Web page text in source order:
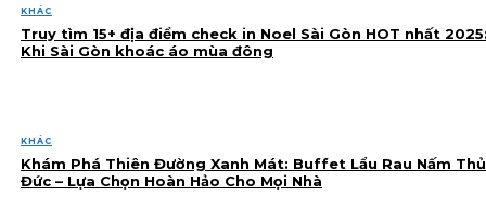
KHÁC
Truy tìm 15+ địa điểm check in Noel Sài Gòn HOT nhất
Khi Sài Gòn khoác áo mùa đông
KHÁC
Khám Phá Thiên Đường Xanh Mát: Buffet Lẩu Rau Nấm Thủ
Đức – Lựa Chọn Hoàn Hảo Cho Mọi Nhà